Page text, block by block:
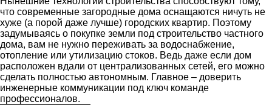
что современные загородные дома оснащаются ничуть не
хуже (а порой даже лучше) городских квартир. Поэтому
задумываясь о покупке земли под строительство частного
дома, вам не нужно переживать за водоснабжение,
отопление или утилизацию стоков. Ведь даже если дом
расположен вдали от централизованных сетей, его можно
сделать полностью автономным. Главное – доверить
инженерные коммуникации под ключ команде
профессионалов.